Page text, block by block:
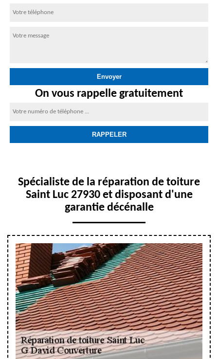
On vous rappelle gratuitement
Spécialiste de la réparation de toiture
Saint Luc 27930 et disposant d'une
garantie décénalle